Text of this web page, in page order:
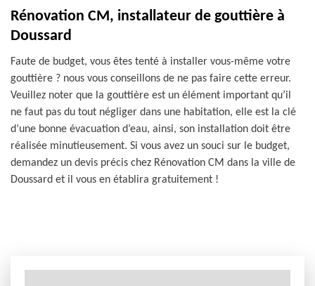
Rénovation CM, installateur de gouttière à
Doussard
Faute de budget, vous êtes tenté à installer vous-même votre
gouttière ? nous vous conseillons de ne pas faire cette erreur.
Veuillez noter que la gouttière est un élément important qu’il
ne faut pas du tout négliger dans une habitation, elle est la clé
d’une bonne évacuation d’eau, ainsi, son installation doit être
réalisée minutieusement. Si vous avez un souci sur le budget,
demandez un devis précis chez Rénovation CM dans la ville de
Doussard et il vous en établira gratuitement !